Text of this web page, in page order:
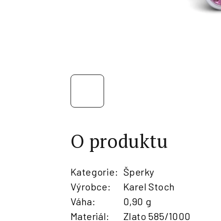
O produktu
Kategorie: Šperky
Výrobce:
Karel Stoch
Váha:
0,90 g
Materiál: Zlato 585/1000